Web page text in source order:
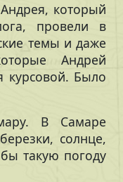
который
провели в
темы и даже
Андрей
курсовой. Было
В Самаре
солнце,
такую погоду